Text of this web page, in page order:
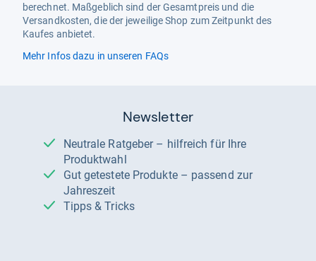
berechnet. Maßgeblich sind der Gesamtpreis und die
Versandkosten, die der jeweilige Shop zum Zeitpunkt des
Kaufes anbietet.
Mehr Infos dazu in unseren FAQs
Newsletter
Neutrale Ratgeber – hilfreich für Ihre
Produktwahl
Gut getestete Produkte – passend zur
Jahreszeit
Tipps & Tricks